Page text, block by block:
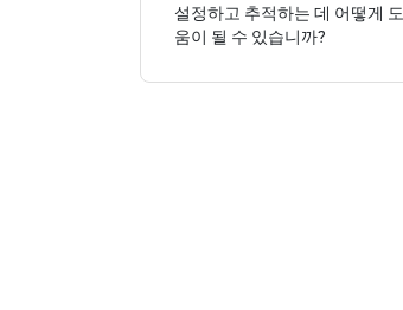
설정하고 추적하는 데 어떻게 도
움이 될 수 있습니까?